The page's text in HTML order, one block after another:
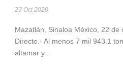
23 Oct 2020
Mazatlán, Sinaloa México, 22 de
Directo.- Al menos 7 mil 943.1
altamar y...